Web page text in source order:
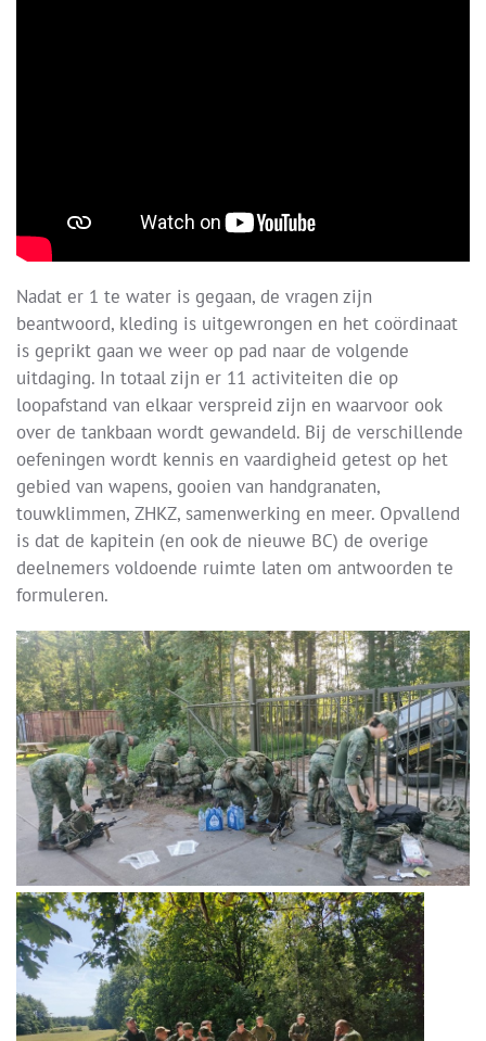
Nadat er 1 te water is gegaan, de vragen zijn
beantwoord, kleding is uitgewrongen en het coördinaat
is geprikt gaan we weer op pad naar de volgende
uitdaging. In totaal zijn er 11 activiteiten die op
loopafstand van elkaar verspreid zijn en waarvoor ook
over de tankbaan wordt gewandeld. Bij de verschillende
oefeningen wordt kennis en vaardigheid getest op het
gebied van wapens, gooien van handgranaten,
touwklimmen, ZHKZ, samenwerking en meer. Opvallend
is dat de kapitein (en ook de nieuwe BC) de overige
deelnemers voldoende ruimte laten om antwoorden te
formuleren.